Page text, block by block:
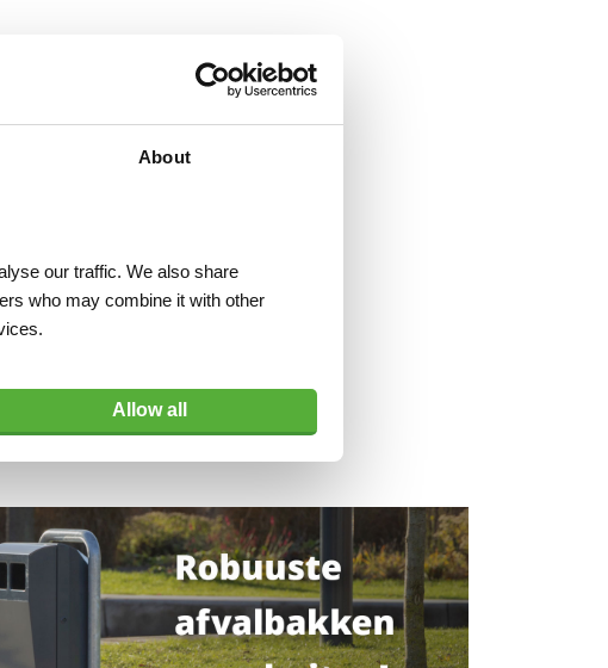
About
our traffic. We also share
who may combine it with other
Allow all